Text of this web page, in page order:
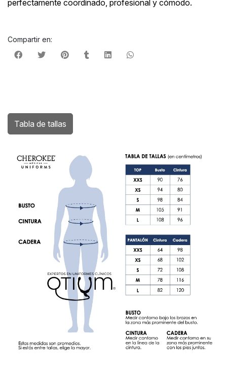
perfectamente coordinado, profesional y cómodo.
Compartir en:
Tabla de tallas